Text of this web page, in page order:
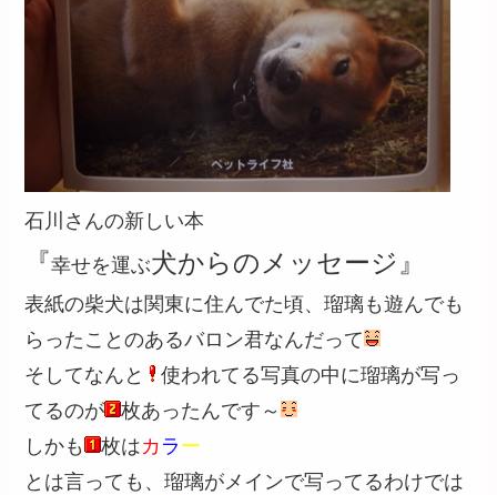
石川さんの新しい本
『幸せを運ぶ犬からのメッセージ 』
表紙の柴犬は関東に住んでた頃、瑠璃も遊んでも
らったことのあるバロン君なんだって
そしてなんと
使われてる写真の中に瑠璃が写っ
てるのが
枚あったんです～
しかも
枚はカ ラ ー
とは言っても、瑠璃がメインで写ってるわけでは